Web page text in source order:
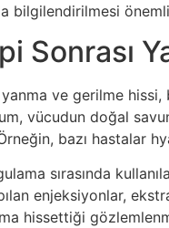
bilgilendirilmesi
Sonrası
ve gerilme
vücudun doğal
bazı hastalar
sırasında
enjeksiyonlar,
hissettiği